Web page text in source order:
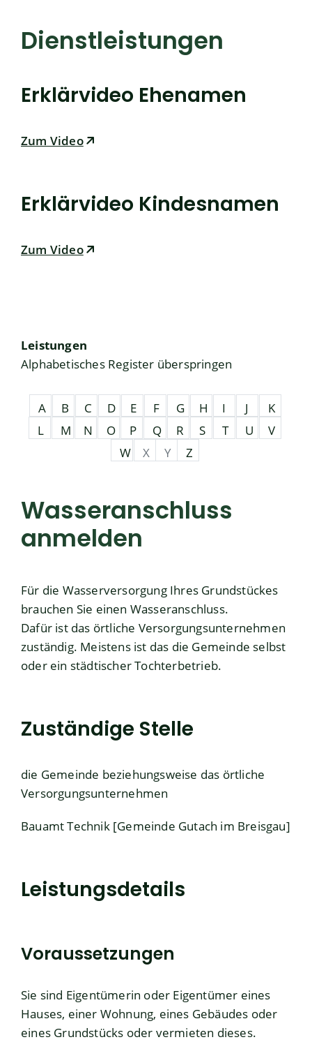
Dienstleistungen
Erklärvideo Ehenamen
Zum Video
Erklärvideo Kindesnamen
Zum Video
Leistungen
Alphabetisches Register überspringen
A B C D E F G H I J
K
L
M N O P Q R S T U
V
W
X Y Z
Wasseranschluss
anmelden
Für die Wasserversorgung Ihres Grundstückes
brauchen Sie einen Wasseranschluss.
Dafür ist das örtliche Versorgungsunternehmen
zuständig. Meistens ist das die Gemeinde selbst
oder ein städtischer Tochterbetrieb.
Zuständige Stelle
die Gemeinde beziehungsweise das örtliche
Versorgungsunternehmen
Bauamt Technik [Gemeinde Gutach im Breisgau]
Leistungsdetails
Voraussetzungen
Sie sind Eigentümerin oder Eigentümer eines
Hauses, einer Wohnung, eines Gebäudes oder
eines Grundstücks oder vermieten dieses.